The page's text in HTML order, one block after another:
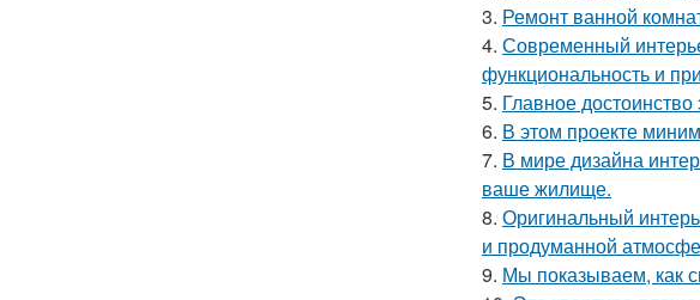
3. Ремонт ванной
4. Современный
функциональность и
5. Главное
6. В этом проекте
7. В мире дизайна
ваше жилище.
8. Оригинальный
и продуманной
9. Мы показываем, как